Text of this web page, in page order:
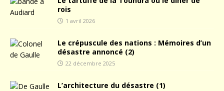
rois
1 avril 2026
Le crépuscule des nations : Mémoires d’un
désastre annoncé (2)
22 décembre 2025
L’architecture du désastre (1)